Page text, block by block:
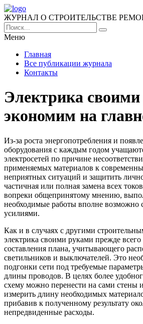
ЖУРНАЛ О СТРОИТЕЛЬСТВЕ
Меню
Главная
Все публикации журнала
Контакты
Электрика
экономим на
Из-за роста энергопотребления и
оборудования с каждым годом
электросетей по причине
применяемых материалов к
неприятных ситуаций и защитить
частичная или полная замена всех
вопреки общепринятому мнению,
необходимые работы вполне возможно
усилиями.
Как и в случаях с другими
электрика своими руками прежде всего
составления плана, учитывающего
светильников и выключателей. Это
подгонки сети под требуемые
длины проводов. В целях более
схему можно перенести на сами стены
измерить длину необходимых
прибавив к полученному результату
непредвиденные расходы.